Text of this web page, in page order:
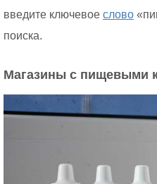
введите ключевое слово
поиска.
Магазины с пищевыми